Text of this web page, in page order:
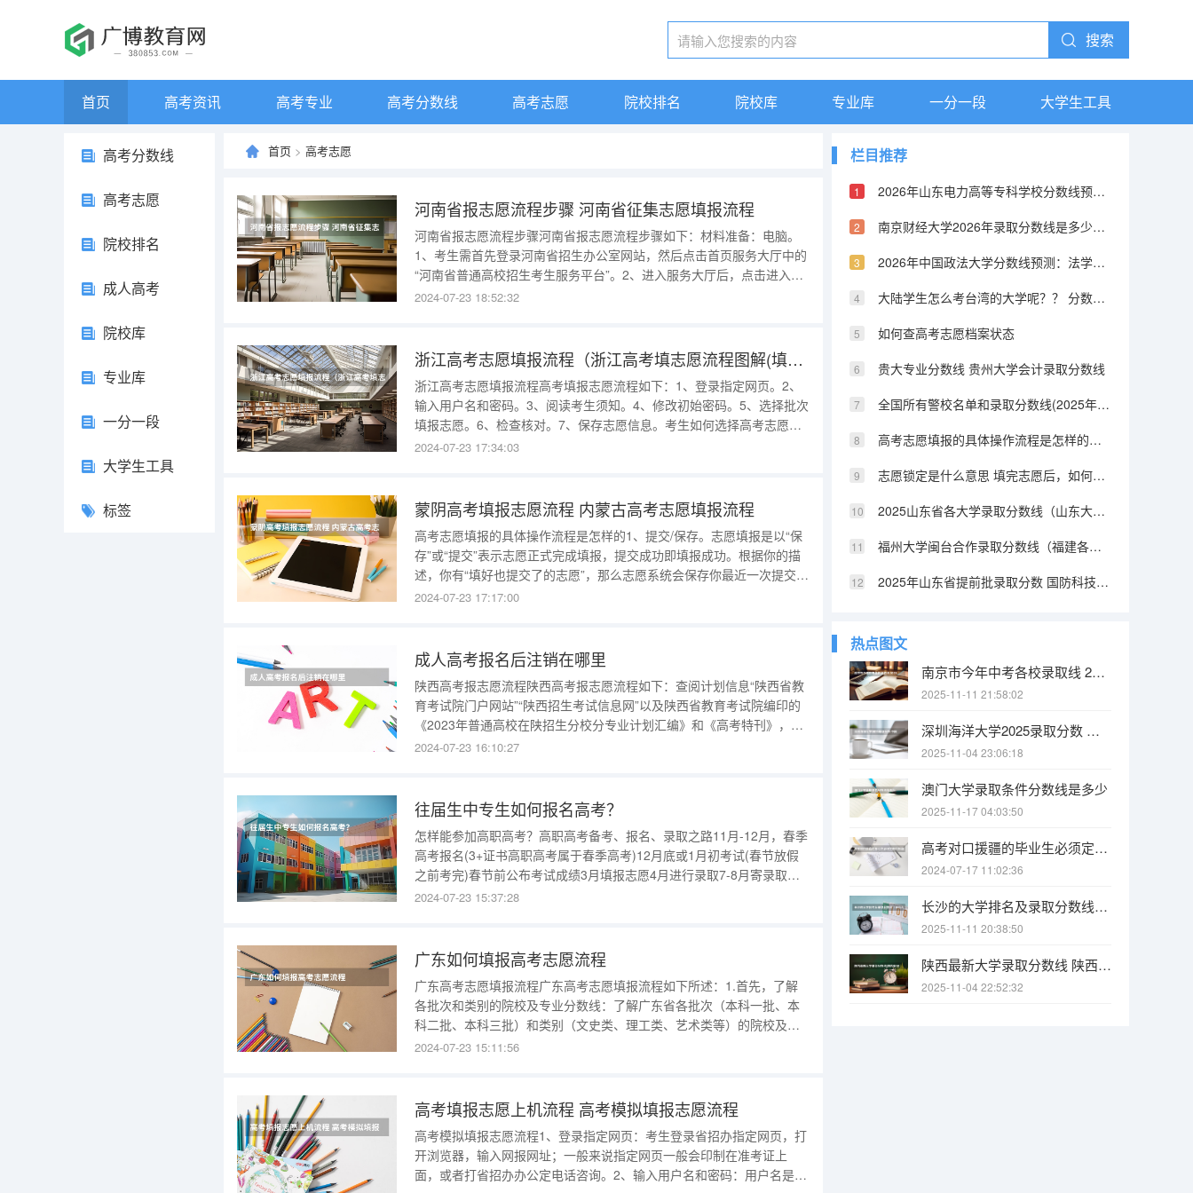
搜索
首页 高考资讯 高考专业 高考分数线 高考志愿 院校排名 院校库 专业库 一分一段 大学生工具
高考分数线
高考志愿
院校排名
成人高考
院校库
专业库
一分一段
大学生工具
标签
首页 > 高考志愿
河南省报志愿流程步骤 河南省征集志愿填报流程
河南省报志愿流程步骤河南省报志愿流程步骤如下：材料准备：电脑。
1、考生需首先登录河南省招生办公室网站，然后点击首页服务大厅中的
“河南省普通高校招生考生服务平台”。2、进入服务大厅后，点击进入网
上报名。3、在登录界面输入考生号、身份证号和报名时使用的密码登录
2024-07-23 18:52:32
浙江高考志愿填报流程（浙江高考填志愿流程图解(填报教程说明)）
浙江高考志愿填报流程高考填报志愿流程如下：1、登录指定网页。2、
输入用户名和密码。3、阅读考生须知。4、修改初始密码。5、选择批次
填报志愿。6、检查核对。7、保存志愿信息。考生如何选择高考志愿？
（一）理性选择，综合定位优先选学校还是优先选专业，这一问题需结
2024-07-23 17:34:03
蒙阴高考填报志愿流程 内蒙古高考志愿填报流程
高考志愿填报的具体操作流程是怎样的1、提交/保存。志愿填报是以“保
存”或“提交”表示志愿正式完成填报，提交成功即填报成功。根据你的描
述，你有“填好也提交了的志愿”，那么志愿系统会保存你最近一次提交的
志愿信息。志愿填报时间结束后，本次填报的志愿将不能修改或者补
段，
2024-07-23 17:17:00
成人高考报名后注销在哪里
陕西高考报志愿流程陕西高考报志愿流程如下：查阅计划信息“陕西省教
育考试院门户网站”“陕西招生考试信息网”以及陕西省教育考试院编印的
《2023年普通高校在陕招生分校分专业计划汇编》和《高考特刊》，是
查阅今年我省计划信息的正规渠道，请考生认准上述渠道。阅读招生章
2024-07-23 16:10:27
往届生中专生如何报名高考？
怎样能参加高职高考？高职高考备考、报名、录取之路11月-12月，春季
高考报名(3+证书高职高考属于春季高考)12月底或1月初考试(春节放假
之前考完)春节前公布考试成绩3月填报志愿4月进行录取7-8月寄录取通
知书9月开学(以上时间是按照往年时间安排预测得出，具体的时间以广
2024-07-23 15:37:28
广东如何填报高考志愿流程
广东高考志愿填报流程广东高考志愿填报流程如下所述：1.首先，了解
各批次和类别的院校及专业分数线：了解广东省各批次（本科一批、本
科二批、本科三批）和类别（文史类、理工类、艺术类等）的院校及专
业分数线，以便确定自己的目标录取分数线。2.收集志愿填报资料：查
2024-07-23 15:11:56
高考填报志愿上机流程 高考模拟填报志愿流程
高考模拟填报志愿流程1、登录指定网页：考生登录省招办指定网页，打
开浏览器，输入网报网址；一般来说指定网页一般会印制在准考证上
面，或者打省招办办公定电话咨询。2、输入用户名和密码：用户名是考
栏目推荐
2026年山东电力高等专科学校分数线预测及往年分数参考
南京财经大学2026年录取分数线是多少？专业优势与就业前景全面解析
2026年中国政法大学分数线预测：法学界的黄埔军校
大陆学生怎么考台湾的大学呢？？ 分数线又是怎样的？？ 考取难度高不高？
如何查高考志愿档案状态
贵大专业分数线 贵州大学会计录取分数线
全国所有警校名单和录取分数线(2025年参考) 陕西提前批警校录取分数
高考志愿填报的具体操作流程是怎样的（江西高考志愿填报详细步骤）
志愿锁定是什么意思 填完志愿后，如何快速知道自己是否被录取
2025山东省各大学录取分数线（山东大学排名及录取分数线）
福州大学闽台合作录取分数线（福建各所大学法学系的分数线2025）
2025年山东省提前批录取分数 国防科技大学提前批山东录取分数线
热点图文
南京市今年中考各校录取线 2025南京中考分数线与录取线
2025-11-11 21:58:02
深圳海洋大学2025录取分数 中国海洋大学2025投档线
2025-11-04 23:06:18
澳门大学录取条件分数线是多少
2025-11-17 04:03:50
高考对口援疆的毕业生必须定向回新疆工作吗，能不能不会回，不回会怎样？
2024-07-17 11:02:36
长沙的大学排名及录取分数线（长沙大学招生分数线）
2025-11-11 20:38:50
陕西最新大学录取分数线 陕西省2025年各院校最低高考录取分数线
2025-11-04 22:52:32